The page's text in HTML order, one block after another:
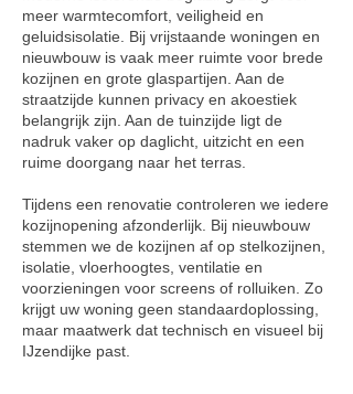
meer warmtecomfort, veiligheid en
geluidsisolatie.
Bij vrijstaande woningen en
nieuwbouw is vaak meer ruimte voor brede
kozijnen en grote glaspartijen. Aan de
straatzijde kunnen privacy en akoestiek
belangrijk zijn. Aan de tuinzijde ligt de
nadruk vaker op daglicht, uitzicht en een
ruime doorgang naar het terras.
Tijdens een renovatie controleren we iedere
kozijnopening afzonderlijk. Bij nieuwbouw
stemmen we de kozijnen af op stelkozijnen,
isolatie, vloerhoogtes, ventilatie en
voorzieningen voor screens of rolluiken. Zo
krijgt uw woning geen standaardoplossing,
maar maatwerk dat technisch en visueel bij
IJzendijke past.